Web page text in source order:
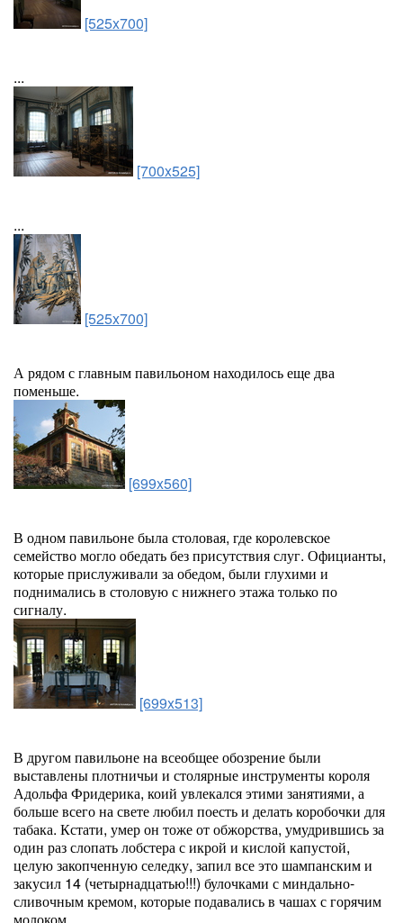
[525x700]
...
[700x525]
...
[525x700]
А рядом с главным павильоном находилось еще два
поменьше.
[699x560]
В одном павильоне была столовая, где королевское
семейство могло обедать без присутствия слуг. Официанты,
которые прислуживали за обедом, были глухими и
поднимались в столовую с нижнего этажа только по
сигналу.
[699x513]
В другом павильоне на всеобщее обозрение были
выставлены плотничьи и столярные инструменты короля
Адольфа Фридерика, коий увлекался этими занятиями, а
больше всего на свете любил поесть и делать коробочки для
табака. Кстати, умер он тоже от обжорства, умудрившись за
один раз слопать лобстера с икрой и кислой капустой,
целую закопченную селедку, запил все это шампанским и
закусил 14 (четырнадцатью!!!) булочками с миндально-
сливочным кремом, которые подавались в чашах с горячим